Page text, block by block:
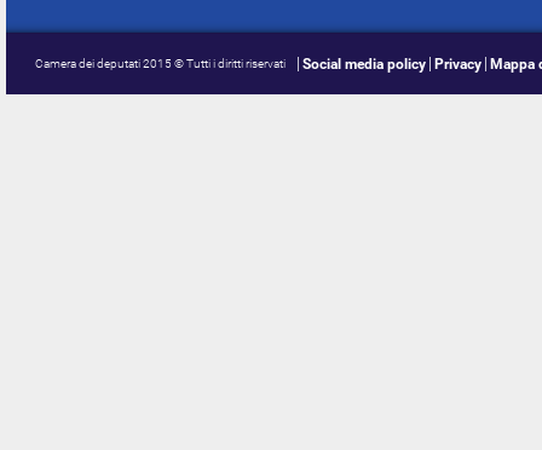
Camera dei deputati 2015 © Tutti i diritti riservati Social media policy Privacy Mappa